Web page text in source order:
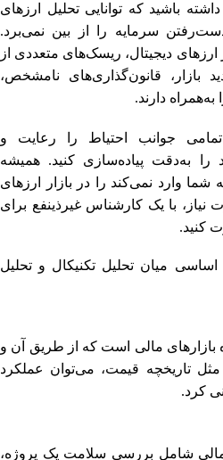
باشید که توانایی تحلیل ارزهای
سرمایه را از بین نمی‌برد.
دیجیتال، ریسک‌های متعددی از
بازار، قانون‌گذاری‌های نامشخص،
دارند.
جوانب احتیاط را رعایت و
را به‌دقت پیاده‌سازی کنید. همیشه
وارد نمی‌کند را در بازار ارزهای
نیاز، با یک کارشناس غیرذینفع برای
کنید.
اساسی میان تحلیل تکنیکال و تحلیل
بازارهای مالی است که از طریق آن و
مثل تاریخچه قیمت، می‌توان عملکرد
کرد.
مالی شامل بررسی سلامت یک پروژه،